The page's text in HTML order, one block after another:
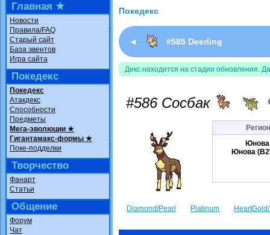
Главная ★
Новости
Правила/FAQ
Старый сайт
База эвентов
Игра сайта
Покедекс
Покедекс
Атакдекс
Способности
Предметы
Мега-эволюции ★
Гигантамакс-формы ★
Поке-подделки
Творчество
Фанарт
Статьи
Общение
Форум
Чат
Покедекс
◄ #585 Deerling
Декс находится на стадии обновления.
#586 Сосбак
Юнова
Юнова
Diamond/Pearl Platinum